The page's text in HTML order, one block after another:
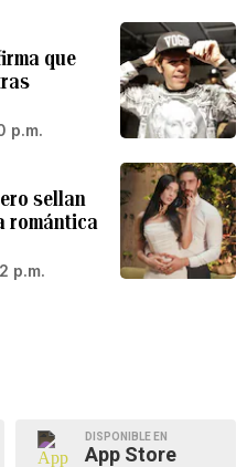
que
p.m.
sellan
romántica
p.m.
DISPONIBLE EN
App Store